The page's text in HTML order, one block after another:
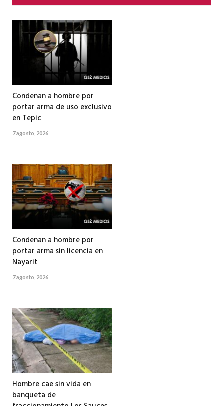
Condenan a hombre por
portar arma de uso exclusivo
en Tepic
7 agosto, 2026
Condenan a hombre por
portar arma sin licencia en
Nayarit
7 agosto, 2026
Hombre cae sin vida en
banqueta de